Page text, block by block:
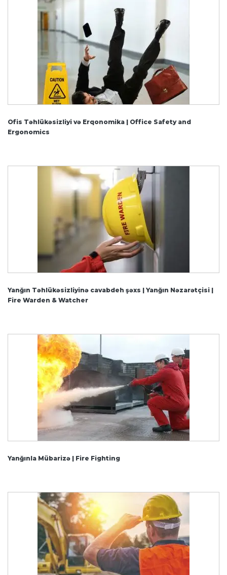
Ofis Təhlükəsizliyi və Erqonomika | Office Safety and
Ergonomics
Yanğın Təhlükəsizliyinə cavabdeh şəxs | Yanğın Nəzarətçisi |
Fire Warden & Watcher
Yanğınla Mübarizə | Fire Fighting